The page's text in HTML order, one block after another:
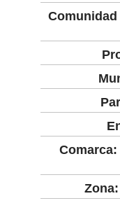
Comarca:
Zona: